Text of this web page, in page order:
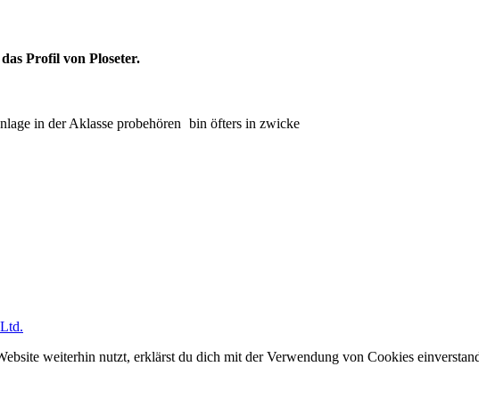
Profil von Ploseter.
in der Aklasse probehören bin öfters in zwicke
weiterhin nutzt, erklärst du dich mit der Verwendung von Cookies